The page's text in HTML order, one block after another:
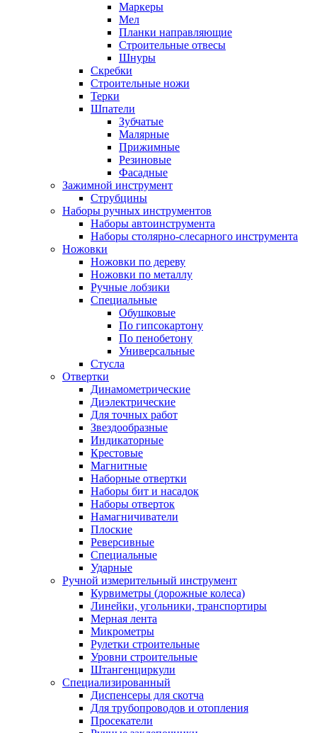
Маркеры
Мел
Планки направляющие
Строительные отвесы
Шнуры
Скребки
Строительные ножи
Терки
Шпатели
Зубчатые
Малярные
Прижимные
Резиновые
Фасадные
Зажимной инструмент
Струбцины
Наборы ручных инструментов
Наборы автоинструмента
Наборы столярно-слесарного инструмента
Ножовки
Ножовки по дереву
Ножовки по металлу
Ручные лобзики
Специальные
Обушковые
По гипсокартону
По пенобетону
Универсальные
Стусла
Отвертки
Динамометрические
Диэлектрические
Для точных работ
Звездообразные
Индикаторные
Крестовые
Магнитные
Наборные отвертки
Наборы бит и насадок
Наборы отверток
Намагничиватели
Плоские
Реверсивные
Специальные
Ударные
Ручной измерительный инструмент
Курвиметры (дорожные колеса)
Линейки, угольники, транспортиры
Мерная лента
Микрометры
Рулетки строительные
Уровни строительные
Штангенциркули
Специализированный
Диспенсеры для скотча
Для трубопроводов и отопления
Просекатели